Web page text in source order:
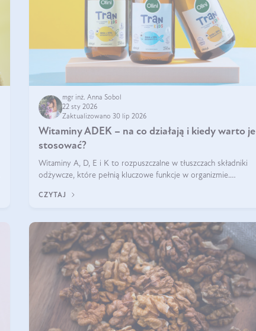
mgr inż. Anna Sobol
22 sty 2026
Zaktualizowano 30 lip 2026
Witaminy ADEK – na co działają i kiedy warto je
stosować?
Witaminy A, D, E i K to rozpuszczalne w tłuszczach składniki
odżywcze, które pełnią kluczowe funkcje w organizmie.
krzepliwość krwi oraz mineralizację kości.
CZYTAJ